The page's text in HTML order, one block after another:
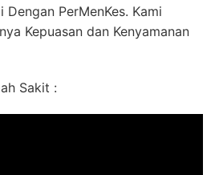
Dengan PerMenKes. Kami
Kepuasan dan Kenyamanan
Sakit :